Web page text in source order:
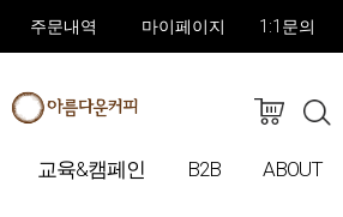
주문내역 마이페이지 1:1문의
교육&캠페인 B2B ABOUT